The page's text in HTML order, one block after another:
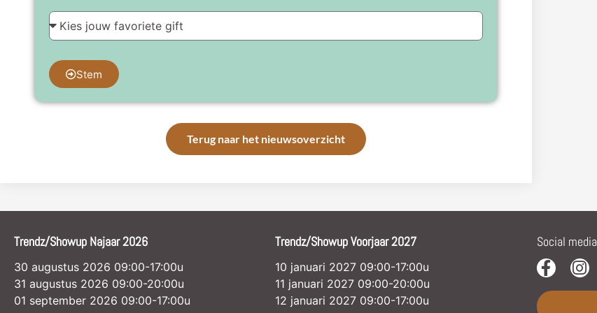
Stem
Terug naar het nieuwsoverzicht
Trendz/Showup Najaar 2026
30 augustus 2026 09:00-17:00u
31 augustus 2026 09:00-20:00u
01 september 2026 09:00-17:00u
Trendz/Showup Voorjaar 2027
10 januari 2027 09:00-17:00u
11 januari 2027 09:00-20:00u
12 januari 2027 09:00-17:00u
Social media